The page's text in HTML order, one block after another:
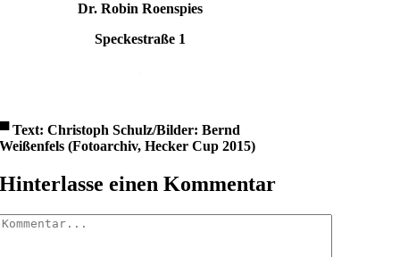
Dr. Robin Roenspies
Speckestraße 1
▀Text: Christoph Schulz/Bilder: Bernd
Weißenfels (Fotoarchiv, Hecker Cup 2015)
Hinterlasse einen Kommentar